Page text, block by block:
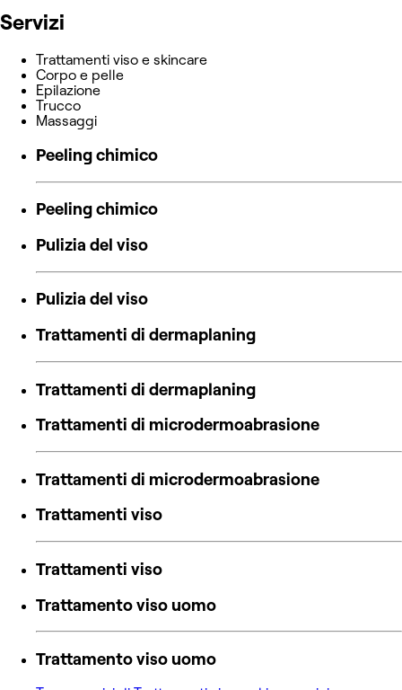
Servizi
Trattamenti viso e skincare
Corpo e pelle
Epilazione
Trucco
Massaggi
Peeling chimico
Peeling chimico
Pulizia del viso
Pulizia del viso
Trattamenti di dermaplaning
Trattamenti di dermaplaning
Trattamenti di microdermoabrasione
Trattamenti di microdermoabrasione
Trattamenti viso
Trattamenti viso
Trattamento viso uomo
Trattamento viso uomo